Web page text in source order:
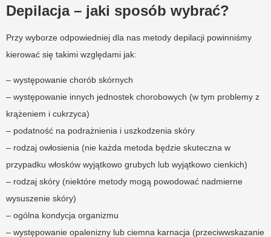
Depilacja – jaki sposób wybrać?
Przy wyborze odpowiedniej dla nas metody depilacji powinniśmy
kierować się takimi względami jak:
– występowanie chorób skórnych
– występowanie innych jednostek chorobowych (w tym problemy z
krążeniem i cukrzyca)
– podatność na podrażnienia i uszkodzenia skóry
– rodzaj owłosienia (nie każda metoda będzie skuteczna w
przypadku włosków wyjątkowo grubych lub wyjątkowo cienkich)
– rodzaj skóry (niektóre metody mogą powodować nadmierne
wysuszenie skóry)
– ogólna kondycja organizmu
– występowanie opalenizny lub ciemna karnacja (przeciwwskazanie